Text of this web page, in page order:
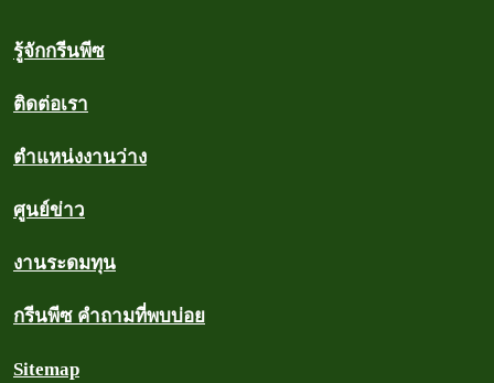
รู้จักกรีนพีซ
ติดต่อเรา
ตำแหน่งงานว่าง
ศูนย์ข่าว
งานระดมทุน
กรีนพีซ คำถามที่พบบ่อย
Sitemap